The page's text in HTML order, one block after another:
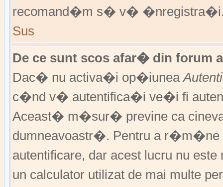
recomand�m s� v�
Sus
De ce sunt scos afar� din forum
Dac� nu activa�i op�iunea
c�nd v� autentifica�i ve�i fi
Aceast� m�sur� previne ca
dumneavoastr�. Pentru a
autentificare, dar acest lucru nu
un calculator utilizat de mai multe